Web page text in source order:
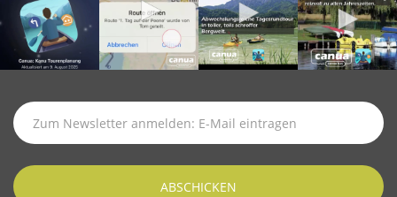
SUBSCRIBE
TO
LATEST
NEWS
ABSCHICKEN